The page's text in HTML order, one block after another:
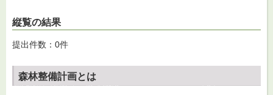
縦覧の結果
提出件数：0件
森林整備計画とは